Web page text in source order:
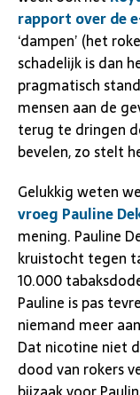
rapport over de
‘dampen’ (het
schadelijk is dan
pragmatisch
mensen aan de
terug te dringen
bevelen, zo stelt
Gelukkig weten
vroeg Pauline
mening. Pauline
kruistocht tegen
10.000
Pauline is pas
niemand meer
Dat nicotine niet
dood van rokers